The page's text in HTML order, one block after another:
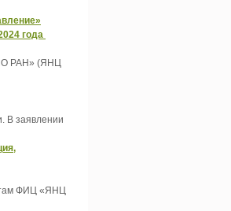
года
СО РАН» (ЯНЦ
В заявлении
ФИЦ «ЯНЦ